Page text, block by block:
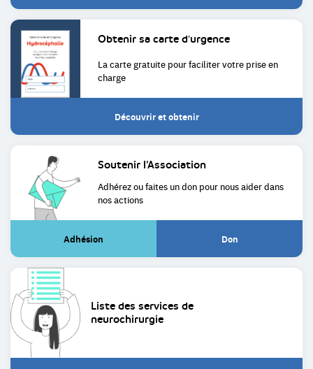
Obtenir sa carte d'urgence
La carte gratuite pour facilitervotre prise en
charge
Découvrir et obtenir
Soutenir l’Association
Adhérez ou faites un don pour nous aider dans
nos actions
Adhésion
(Lien Don
(Lien
Liste des services de
neurochirurgie